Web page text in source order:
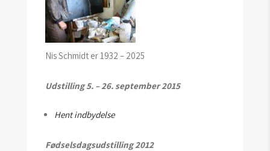
Nis Schmidt er 1932 – 2025
Udstilling 5. – 26. september 2015
Hent indbydelse
Fødselsdagsudstilling 2012